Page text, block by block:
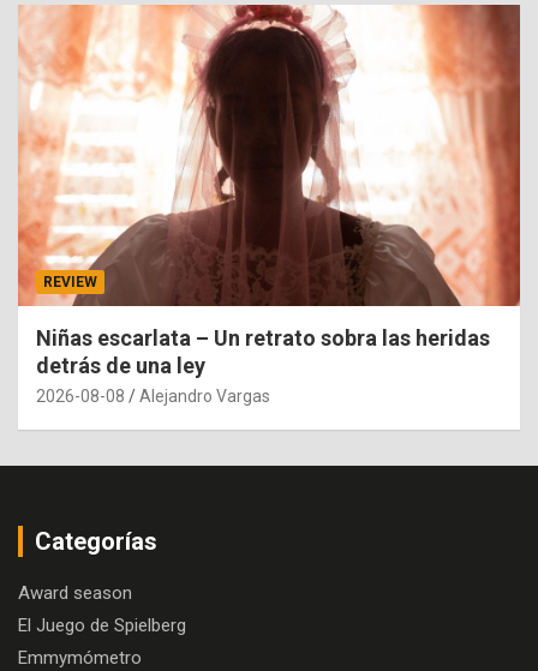
REVIEW
Niñas escarlata – Un retrato sobra las heridas
detrás de una ley
2026-08-08 Alejandro Vargas
Categorías
Award season
El Juego de Spielberg
Emmymómetro